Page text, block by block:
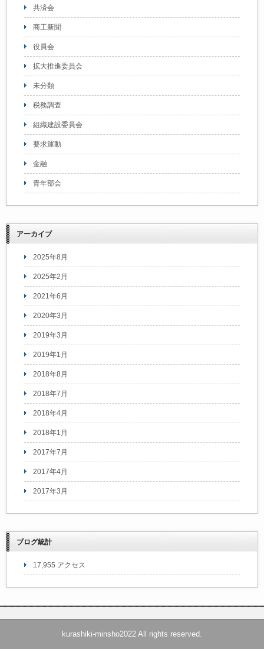
共済会
商工新聞
役員会
拡大推進委員会
未分類
税務調査
組織建設委員会
要求運動
金融
青年部会
アーカイブ
2025年8月
2025年2月
2021年6月
2020年3月
2019年3月
2019年1月
2018年8月
2018年7月
2018年4月
2018年1月
2017年7月
2017年4月
2017年3月
ブログ統計
17,955 アクセス
kurashiki-minsho2022 All rights reserved.